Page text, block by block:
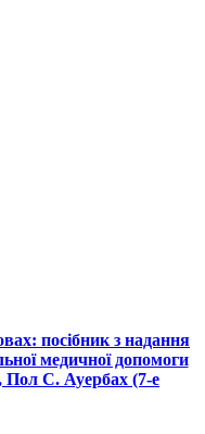
посібник з надання
медичної допомоги
Пол С. Ауербах (7-е